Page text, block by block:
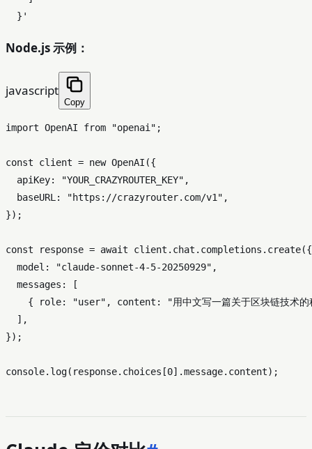
  }'
Node.js 示例：
javascript
Copy
import OpenAI from "openai" ;
const client = new OpenAI ({
apiKey: "YOUR_CRAZYROUTER_KEY" ,
baseURL : "https://crazyrouter.com/v1" ,
});
const response = await client. chat . completions . create({
model : "claude-sonnet-4-5-20250929" ,
messages : [
    {
role: "user" , content :
"用中文写一篇关于区块链技术
  ],
});
console. log(response. choices [0].message. content